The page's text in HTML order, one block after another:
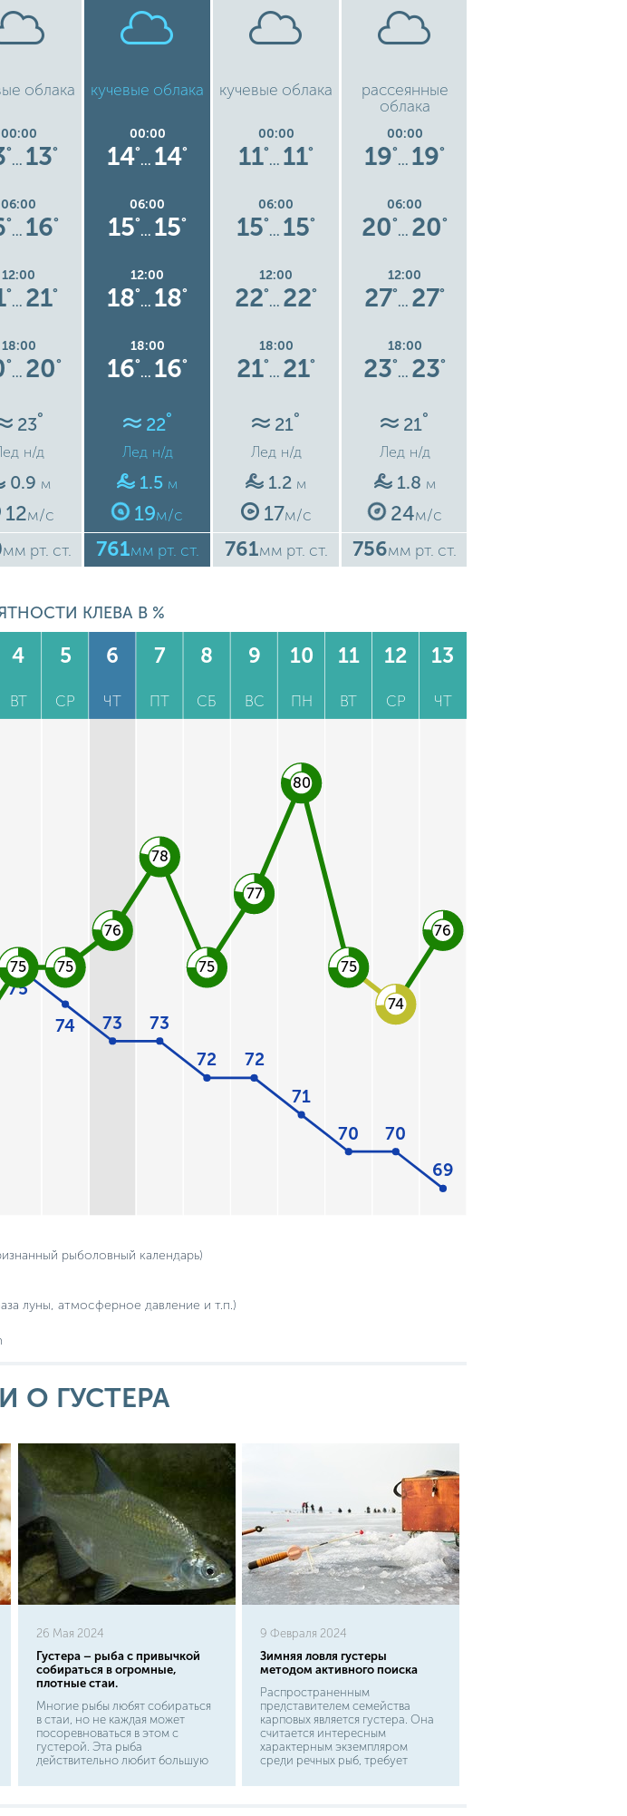
облака
00:00
°
… 13°
06:00
°
… 16°
12:00
°
… 21°
18:00
°
… 20°
23°
н/д
0.9 м
12м/с
мм рт. ст.
кучевые облака
00:00
14°
… 14°
06:00
15°
… 15°
12:00
18°
… 18°
18:00
16°
… 16°
22°
Лед н/д
1.5 м
19м/с
761мм рт. ст.
кучевые облака
00:00
11°
… 11°
06:00
15°
… 15°
12:00
22°
… 22°
18:00
21°
… 21°
21°
Лед н/д
1.2 м
17м/с
761мм рт. ст.
рассеянные
облака
00:00
19°
… 19°
06:00
20°
… 20°
12:00
27°
… 27°
18:00
23°
… 23°
21°
Лед н/д
1.8 м
24м/с
756мм рт. ст.
КЛЕВА В %
4
ВТ
5
СР
6
ЧТ
7
ПТ
8
СБ
9
ВС
10
ПН
11
ВТ
12
СР
13
ЧТ
75
74 73 73
72
72
71
70 70
69
75 75
76
78
75
77
80
75
74
76
рыболовный календарь)
луны, атмосферное давление и т.п.)
О ГУСТЕРА
26 Мая 2024
Густера – рыба с привычкой
собираться в огромные,
плотные стаи.
Многие рыбы любят собираться
в стаи, но не каждая может
посоревноваться в этом с
густерой. Эта рыба
действительно любит большую
гордом одиночестве
9 Февраля 2024
Зимняя ловля густеры
методом активного поиска
Распространенным
представителем семейства
карповых является густера. Она
считается интересным
характерным экземпляром
среди речных рыб, требует
ловли. Этот вид рыб обитает в